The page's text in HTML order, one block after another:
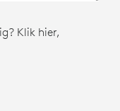
Klik hier,